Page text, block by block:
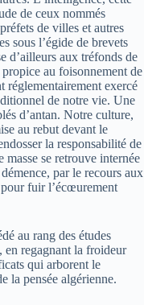
de ceux nommés
de villes et autres
sous l’égide de brevets
d’ailleurs aux tréfonds de
au foisonnement de
réglementairement exercé
de notre vie. Une
d’antan. Notre culture,
au rebut devant le
la responsabilité de
masse se retrouve internée
par le recours aux
fuir l’écœurement
au rang des études
en regagnant la froideur
qui arborent le
la pensée algérienne.